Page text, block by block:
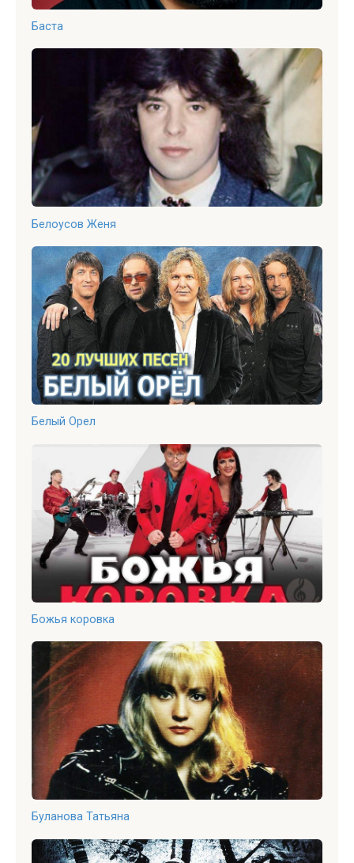
Баста
Белоусов Женя
Белый Орел
Божья коровка
Буланова Татьяна